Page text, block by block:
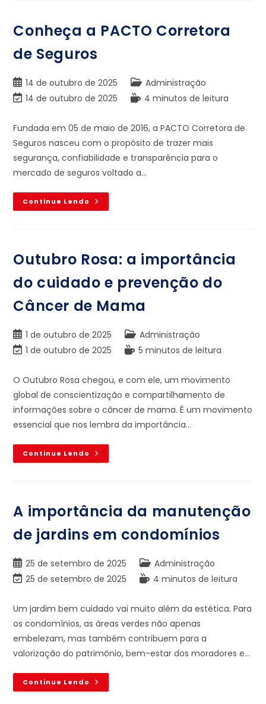
Conheça a PACTO Corretora
de Seguros
14 de outubro de 2025
Administração
14 de outubro de 2025
4 minutos de leitura
Fundada em 05 de maio de 2016, a PACTO Corretora de
Seguros nasceu com o propósito de trazer mais
segurança, confiabilidade e transparência para o
mercado de seguros voltado a…
Continue Lendo
Outubro Rosa: a importância
do cuidado e prevenção do
Câncer de Mama
1 de outubro de 2025
Administração
1 de outubro de 2025
5 minutos de leitura
O Outubro Rosa chegou, e com ele, um movimento
global de conscientização e compartilhamento de
informações sobre o câncer de mama. É um movimento
essencial que nos lembra da importância…
Continue Lendo
A importância da manutenção
de jardins em condomínios
25 de setembro de 2025
Administração
25 de setembro de 2025
4 minutos de leitura
Um jardim bem cuidado vai muito além da estética. Para
os condomínios, as áreas verdes não apenas
embelezam, mas também contribuem para a
valorização do patrimônio, bem-estar dos moradores e…
Continue Lendo